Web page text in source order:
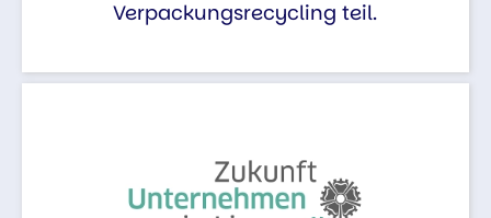
Verpackungsrecycling teil.